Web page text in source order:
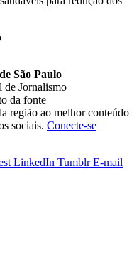
São Paulo
de Jornalismo
da fonte
região ao melhor conteúdo
sociais. Conecte-se
LinkedIn Tumblr E-mail